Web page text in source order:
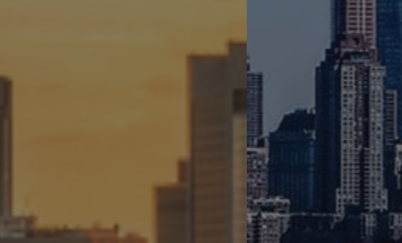
LA NOSTRA TECNOLOGIA
AL SERVIZIO DELLA
VOSTRA IMPRESA
SOLUZIONI E SERVIZI PER
PROCESSI AZIENDALI E RIDURRE I
LAVORO.